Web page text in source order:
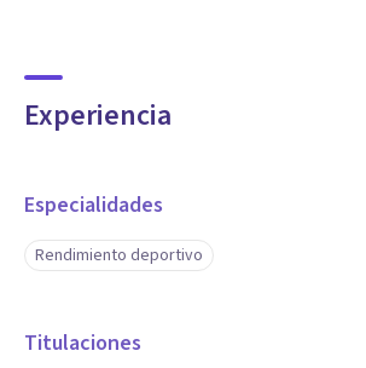
Experiencia
Especialidades
Rendimiento deportivo
Titulaciones